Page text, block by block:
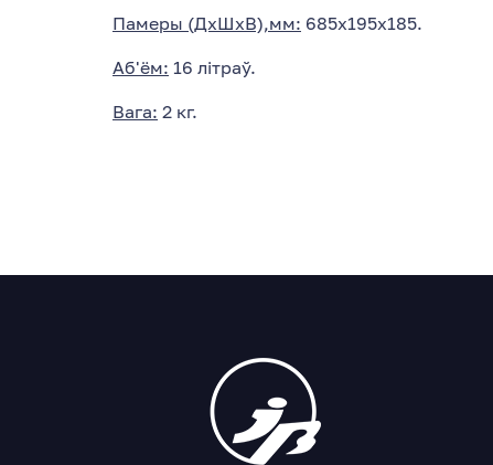
Памеры (ДхШхВ),мм: 685х195х185.
Аб'ём: 16 літраў.
Вага: 2 кг.